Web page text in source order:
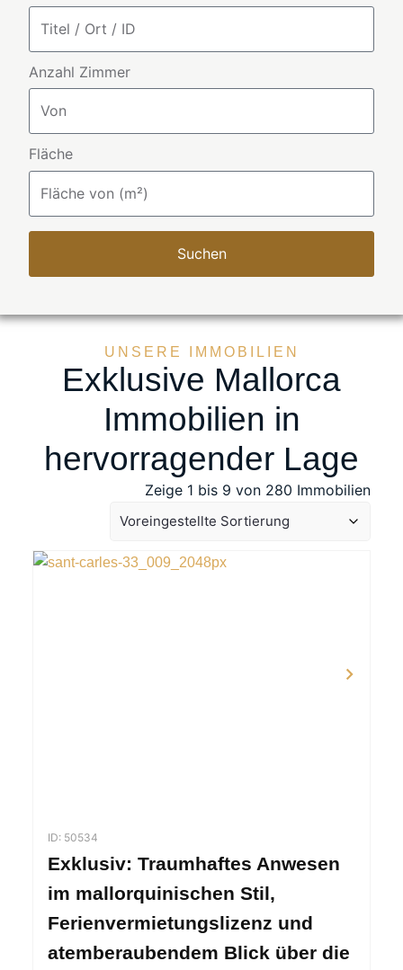
Anzahl Zimmer
Fläche
Suchen
UNSERE IMMOBILIEN
Exklusive Mallorca
Immobilien in
hervorragender Lage
Zeige 1 bis 9 von 280 Immobilien
ID: 50534
Exklusiv: Traumhaftes Anwesen
im mallorquinischen Stil,
Ferienvermietungslizenz und
atemberaubendem Blick über die